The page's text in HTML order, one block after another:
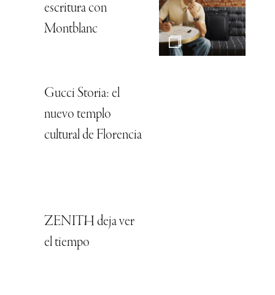
escritura con
Montblanc
Gucci Storia: el
nuevo templo
cultural de Florencia
ZENITH deja ver
el tiempo